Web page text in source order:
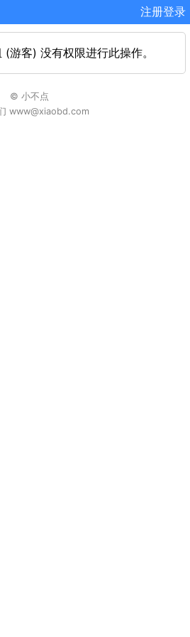
注册登录
游客) 没有权限进行此操作。
© 小不点
www@xiaobd.com